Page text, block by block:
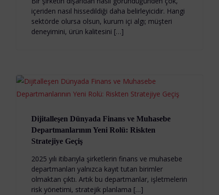
içeriden nasıl hissedildiği daha belirleyicidir. Hangi
sektörde olursa olsun, kurum içi algı; müşteri
deneyimini, ürün kalitesini […]
Dijitalleşen Dünyada Finans ve Muhasebe
Departmanlarının Yeni Rolü: Riskten
Stratejiye Geçiş
2025 yılı itibarıyla şirketlerin finans ve muhasebe
departmanları yalnızca kayıt tutan birimler
olmaktan çıktı. Artık bu departmanlar, işletmelerin
risk yönetimi, stratejik planlama […]